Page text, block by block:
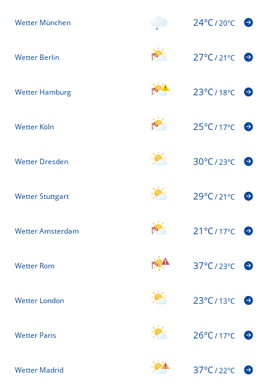
Wetter München 24°C/20°C
Wetter Berlin 27°C/21°C
Wetter Hamburg 23°C/18°C
Wetter Köln 25°C/17°C
Wetter Dresden 30°C/23°C
Wetter Stuttgart 29°C/21°C
Wetter Amsterdam 21°C/17°C
Wetter Rom 37°C/23°C
Wetter London 23°C/13°C
Wetter Paris 26°C/17°C
Wetter Madrid 37°C/22°C